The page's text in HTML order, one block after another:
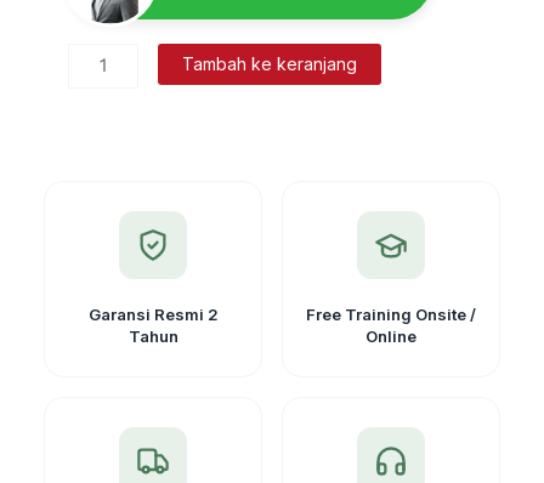
Kuantitas
Anemometer
Tambah ke keranjang
Garansi Resmi 2
Tahun
Free Training Onsite /
Online